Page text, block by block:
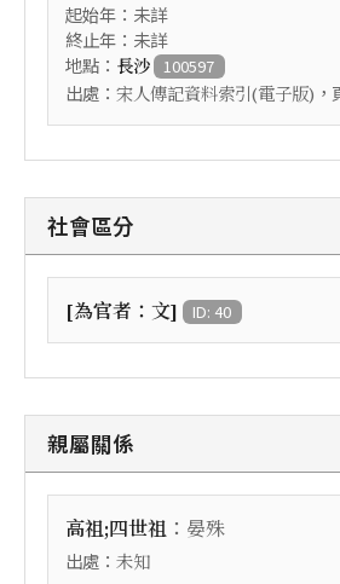
起始年：未詳
終止年：未詳
地點： 長沙 100597
出處： 宋人傳記資料索引(電子版) ，
社會區分
[為官者：文] ID: 40
親屬關係
高祖;四世祖 ： 晏殊
出處： 未知